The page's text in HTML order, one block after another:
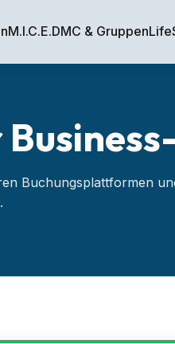
M.I.C.E.DMC & Gruppen
Buchungsplattformen